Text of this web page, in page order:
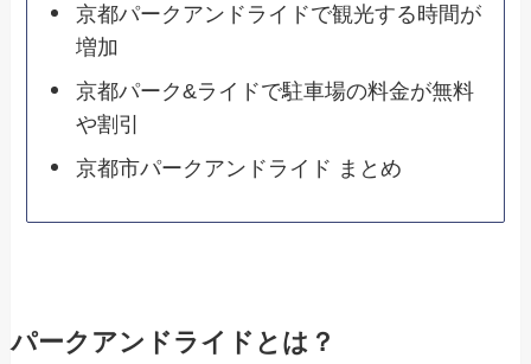
京都パークアンドライドで観光する時間が
増加
京都パーク&ライドで駐車場の料金が無料
や割引
京都市パークアンドライド まとめ
パークアンドライドとは？